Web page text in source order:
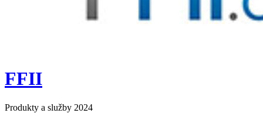
FFII
Produkty a služby 2024